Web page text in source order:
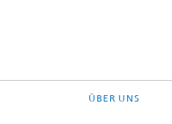
ÜBER UNS